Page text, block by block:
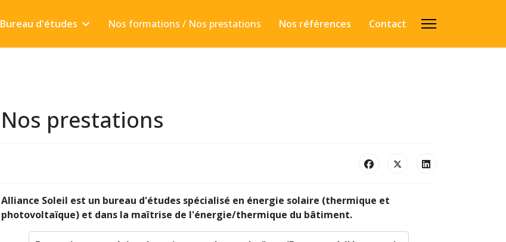
Bureau d'études Nos formations / Nos prestations Nos références Contact
Nos prestations
Alliance Soleil est un bureau d'études spécialisé en énergie solaire (thermique et
photovoltaïque) et dans la maîtrise de l'énergie/thermique du bâtiment.